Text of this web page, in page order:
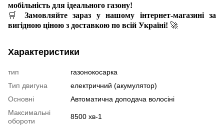
мобільність для ідеального газону!
🛒
Замовляйте зараз у нашому інтернет-магазині за
вигідною ціною з доставкою по всій Україні! 🚀
Характеристики
тип
газонокосарка
Тип двигуна
електричний (акумулятор)
Основні
Автоматична доподача волосіні
Максимальні
обороти
8500 хв-1